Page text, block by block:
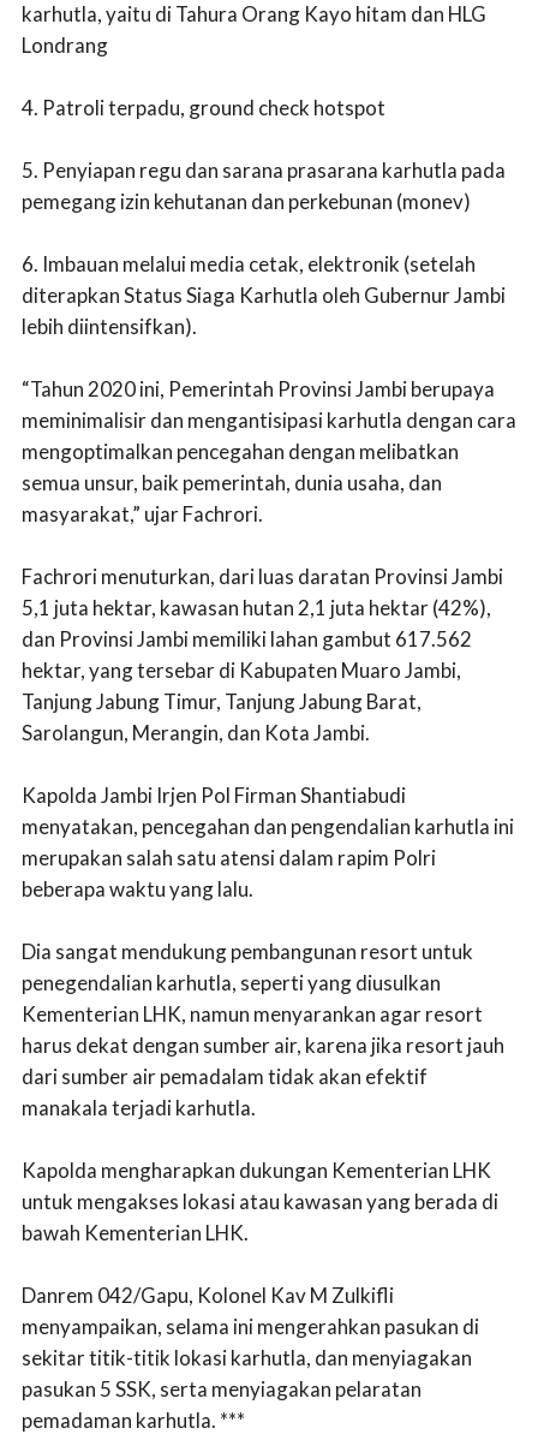
karhutla, yaitu di Tahura Orang Kayo hitam dan HLG
Londrang
4. Patroli terpadu, ground check hotspot
5. Penyiapan regu dan sarana prasarana karhutla pada
pemegang izin kehutanan dan perkebunan (monev)
6. Imbauan melalui media cetak, elektronik (setelah
diterapkan Status Siaga Karhutla oleh Gubernur Jambi
lebih diintensifkan).
“Tahun 2020 ini, Pemerintah Provinsi Jambi berupaya
meminimalisir dan mengantisipasi karhutla dengan cara
mengoptimalkan pencegahan dengan melibatkan
semua unsur, baik pemerintah, dunia usaha, dan
masyarakat,” ujar Fachrori.
Fachrori menuturkan, dari luas daratan Provinsi Jambi
5,1 juta hektar, kawasan hutan 2,1 juta hektar (42%),
dan Provinsi Jambi memiliki lahan gambut 617.562
hektar, yang tersebar di Kabupaten Muaro Jambi,
Tanjung Jabung Timur, Tanjung Jabung Barat,
Sarolangun, Merangin, dan Kota Jambi.
Kapolda Jambi Irjen Pol Firman Shantiabudi
menyatakan, pencegahan dan pengendalian karhutla ini
merupakan salah satu atensi dalam rapim Polri
beberapa waktu yang lalu.
Dia sangat mendukung pembangunan resort untuk
penegendalian karhutla, seperti yang diusulkan
Kementerian LHK, namun menyarankan agar resort
harus dekat dengan sumber air, karena jika resort jauh
dari sumber air pemadalam tidak akan efektif
manakala terjadi karhutla.
Kapolda mengharapkan dukungan Kementerian LHK
untuk mengakses lokasi atau kawasan yang berada di
bawah Kementerian LHK.
Danrem 042/Gapu, Kolonel Kav M Zulkifli
menyampaikan, selama ini mengerahkan pasukan di
sekitar titik-titik lokasi karhutla, dan menyiagakan
pasukan 5 SSK, serta menyiagakan pelaratan
pemadaman karhutla. ***